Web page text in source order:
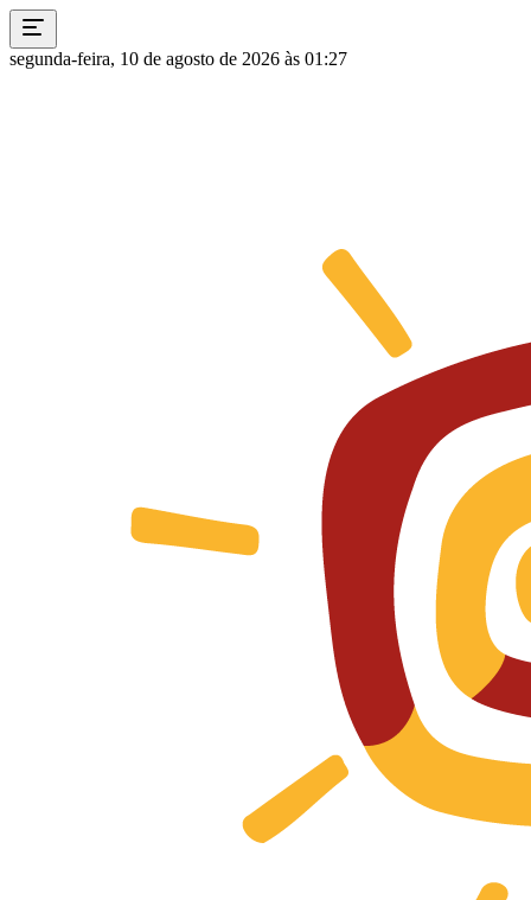
segunda-feira, 10 de agosto de 2026 às 01:27